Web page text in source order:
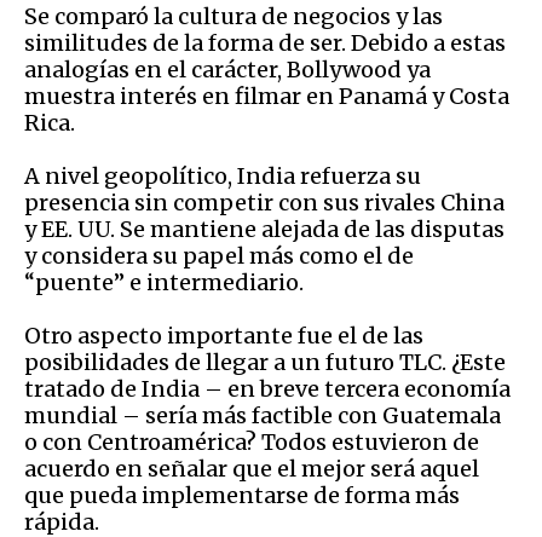
Se comparó la cultura de negocios y las
similitudes de la forma de ser. Debido a estas
analogías en el carácter, Bollywood ya
muestra interés en filmar en Panamá y Costa
Rica.
A nivel geopolítico, India refuerza su
presencia sin competir con sus rivales China
y EE. UU. Se mantiene alejada de las disputas
y considera su papel más como el de
“puente” e intermediario.
Otro aspecto importante fue el de las
posibilidades de llegar a un futuro TLC. ¿Este
tratado de India – en breve tercera economía
mundial – sería más factible con Guatemala
o con Centroamérica? Todos estuvieron de
acuerdo en señalar que el mejor será aquel
que pueda implementarse de forma más
rápida.